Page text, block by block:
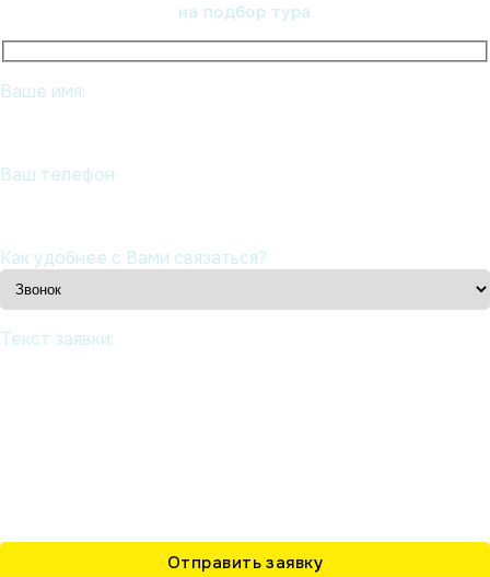
на подбор тура
Ваше имя:
Ваш телефон:
Как удобнее с Вами связаться?
Текст заявки: